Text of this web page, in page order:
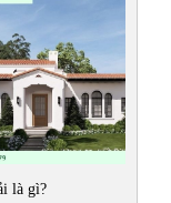
là gì?